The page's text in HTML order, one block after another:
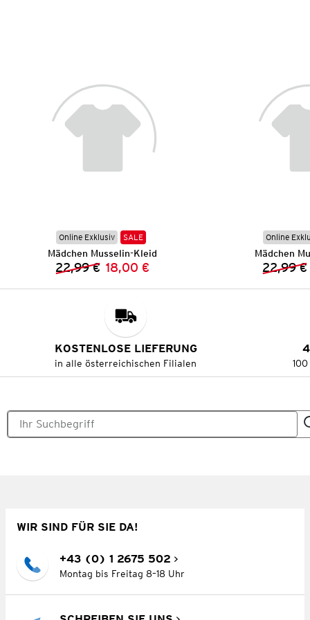
Online Exklusiv SALE
Mädchen Musselin-Kleid
Vorheriger Preis:
22,99 € Neuer Preis:
18,00 €
Online
Mädchen
22,99 €
KOSTENLOSE LIEFERUNG
in alle österreichischen Filialen
WIR SIND FÜR SIE DA!
+43 (0) 1 2675 502
Montag bis Freitag 8–18 Uhr